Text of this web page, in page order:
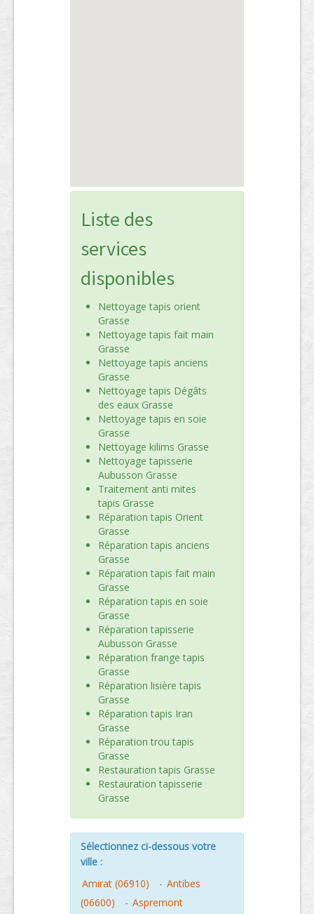
Liste des
services
disponibles
Nettoyage tapis orient
Grasse
Nettoyage tapis fait main
Grasse
Nettoyage tapis anciens
Grasse
Nettoyage tapis Dégâts
des eaux Grasse
Nettoyage tapis en soie
Grasse
Nettoyage kilims Grasse
Nettoyage tapisserie
Aubusson Grasse
Traitement anti mites
tapis Grasse
Réparation tapis Orient
Grasse
Réparation tapis anciens
Grasse
Réparation tapis fait main
Grasse
Réparation tapis en soie
Grasse
Réparation tapisserie
Aubusson Grasse
Réparation frange tapis
Grasse
Réparation lisière tapis
Grasse
Réparation tapis Iran
Grasse
Réparation trou tapis
Grasse
Restauration tapis Grasse
Restauration tapisserie
Grasse
Sélectionnez ci-dessous votre
ville :
Amirat (06910)
- Antibes
(06600)
- Aspremont